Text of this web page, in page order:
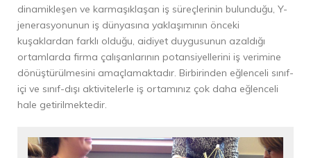
dinamikleşen ve karmaşıklaşan iş süreçlerinin bulunduğu, Y-
jenerasyonunun iş dünyasına yaklaşımının önceki
kuşaklardan farklı olduğu, aidiyet duygusunun azaldığı
ortamlarda firma çalışanlarının potansiyellerini iş verimine
dönüştürülmesini amaçlamaktadır. Birbirinden eğlenceli sınıf-
içi ve sınıf-dışı aktivitelerle iş ortamınız çok daha eğlenceli
hale getirilmektedir.